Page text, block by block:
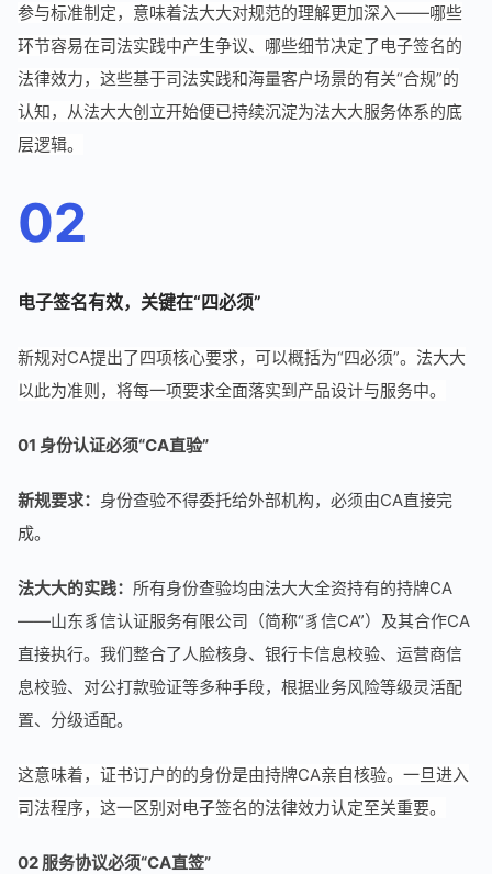
参与标准制定，意味着法大大对规范的理解更加深入——哪些
环节容易在司法实践中产生争议、哪些细节决定了电子签名的
法律效力，这些基于司法实践和海量客户场景的有关“合规”的
认知，从法大大创立开始便已持续沉淀为法大大服务体系的底
层逻辑。
02
电子签名有效，关键在“四必须”
新规对CA提出了四项核心要求，可以概括为“四必须”。法大大
以此为准则，将每一项要求全面落实到产品设计与服务中。
01 身份认证必须“CA直验”
新规要求： 身份查验不得委托给外部机构，必须由CA直接完
成。
法大大的实践： 所有身份查验均由法大大全资持有的持牌CA
——山东豸信认证服务有限公司（简称“豸信CA”）及其合作CA
直接执行。我们整合了人脸核身、银行卡信息校验、运营商信
息校验、对公打款验证等多种手段，根据业务风险等级灵活配
置、分级适配。
这意味着，证书订户的的身份是由持牌CA亲自核验。一旦进入
司法程序，这一区别对电子签名的法律效力认定至关重要。
02 服务协议必须“CA直签”